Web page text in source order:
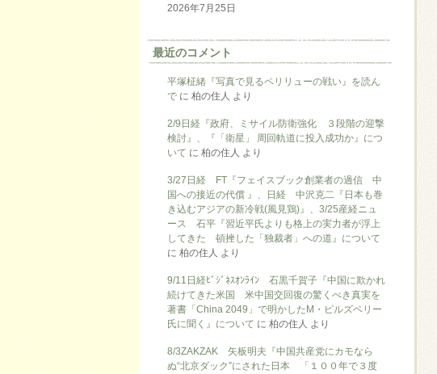
2026年7月25日
最近のコメント
平塚柾緒『写真で見るペリリューの戦い』を読ん
で に 柏の住人 より
2/9日経『政府、ミサイル防衛強化 ３段階の迎撃
検討』、『「衛星」 周回軌道に投入成功か』につ
いて に 柏の住人 より
3/27日経 FT『フェイスブック創業者の過信 中
国への接近の代償 』、日経 中沢克二『日本も巻
き込むアジアの新冷戦(風見鶏)』、3/25産経ニュ
ース 石平『習近平氏よりも格上の実力者が浮上
してきた 頓挫した「独裁者」への道』について
に 柏の住人 より
9/11日経ﾋﾞｼﾞﾈｽｵﾝﾗｲﾝ 石黒千賀子『中国に欺かれ
続けてきた米国 米中国交回復の驚くべき真実を
著書「China 2049」で明かしたM・ピルズベリー
氏に聞く』について に 柏の住人 より
8/3ZAKZAK 矢板明夫『中国共産党にカモなら
ぬ“北京ダック”にされた日本 「１００年で３度